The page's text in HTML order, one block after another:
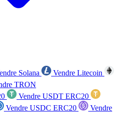
Solana
Vendre Litecoin
TRON
Vendre USDT ERC20
Vendre USDC ERC20
Vendre